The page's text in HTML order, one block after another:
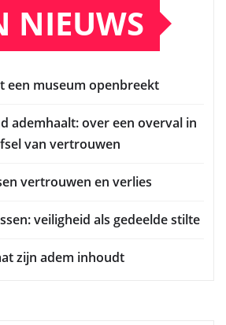
NIEUWS
een museum openbreekt
ademhaalt: over een overval in
van vertrouwen
vertrouwen en verlies
veiligheid als gedeelde stilte
zijn adem inhoudt